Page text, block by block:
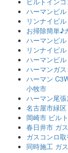
ハーマンビ
リンナイビ
お掃除簡単
ハーマンビ
リンナイビ
ハーマンビ
ハーマンガ
ハーマン
小牧市
ハーマン尾
名古屋市緑
岡崎市 ビル
春日井市 ガ
ガスコンロ
同時施工 ガ